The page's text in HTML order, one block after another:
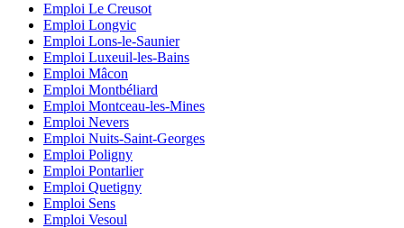
Emploi Le Creusot
Emploi Longvic
Emploi Lons-le-Saunier
Emploi Luxeuil-les-Bains
Emploi Mâcon
Emploi Montbéliard
Emploi Montceau-les-Mines
Emploi Nevers
Emploi Nuits-Saint-Georges
Emploi Poligny
Emploi Pontarlier
Emploi Quetigny
Emploi Sens
Emploi Vesoul